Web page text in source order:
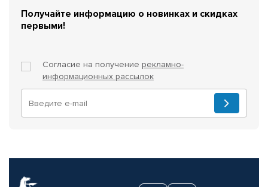
Получайте информацию о новинках и скидках
первыми!
Согласие на получение рекламно-
информационных рассылок